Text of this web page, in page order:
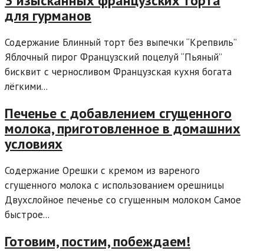
для гурманов
Содержание Блинный торт без выпечки “Крепвиль”
Яблочный пирог Французский поцелуй “Пьяный”
бисквит с черносливом Французская кухня богата
лёгкими...
Печенье с добавлением сгущенного
молока, приготовленное в домашних
условиях
Содержание Орешки с кремом из вареного
сгущенного молока с использованием орешницы
Двухслойное печенье со сгущенным молоком Самое
быстрое...
Готовим, постим, побеждаем!